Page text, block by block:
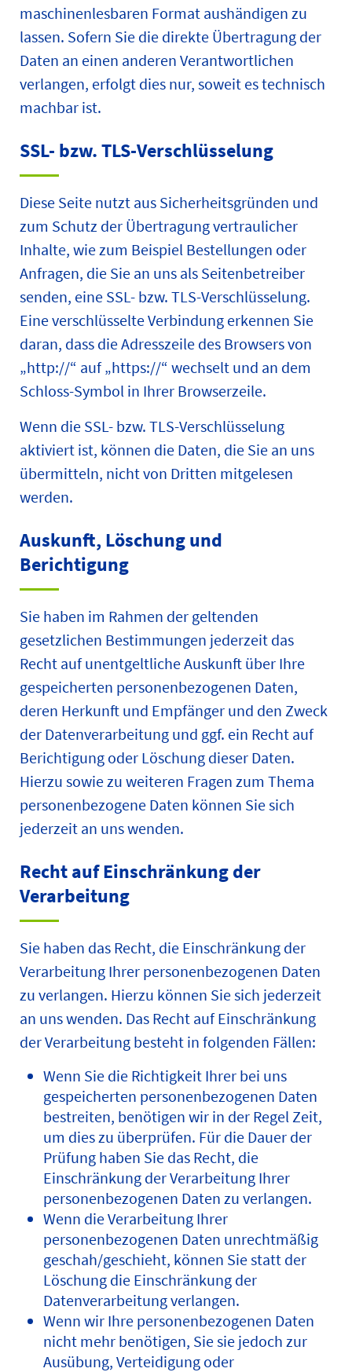
maschinenlesbaren Format aushändigen zu
lassen. Sofern Sie die direkte Übertragung der
Daten an einen anderen Verantwortlichen
verlangen, erfolgt dies nur, soweit es technisch
machbar ist.
SSL- bzw. TLS-Verschlüsselung
Diese Seite nutzt aus Sicherheitsgründen und
zum Schutz der Übertragung vertraulicher
Inhalte, wie zum Beispiel Bestellungen oder
Anfragen, die Sie an uns als Seitenbetreiber
senden, eine SSL- bzw. TLS-Verschlüsselung.
Eine verschlüsselte Verbindung erkennen Sie
daran, dass die Adresszeile des Browsers von
„http://“ auf „https://“ wechselt und an dem
Schloss-Symbol in Ihrer Browserzeile.
Wenn die SSL- bzw. TLS-Verschlüsselung
aktiviert ist, können die Daten, die Sie an uns
übermitteln, nicht von Dritten mitgelesen
werden.
Auskunft, Löschung und
Berichtigung
Sie haben im Rahmen der geltenden
gesetzlichen Bestimmungen jederzeit das
Recht auf unentgeltliche Auskunft über Ihre
gespeicherten personenbezogenen Daten,
deren Herkunft und Empfänger und den Zweck
der Datenverarbeitung und ggf. ein Recht auf
Berichtigung oder Löschung dieser Daten.
Hierzu sowie zu weiteren Fragen zum Thema
personenbezogene Daten können Sie sich
jederzeit an uns wenden.
Recht auf Einschränkung der
Verarbeitung
Sie haben das Recht, die Einschränkung der
Verarbeitung Ihrer personenbezogenen Daten
zu verlangen. Hierzu können Sie sich jederzeit
an uns wenden. Das Recht auf Einschränkung
der Verarbeitung besteht in folgenden Fällen:
Wenn Sie die Richtigkeit Ihrer bei uns
gespeicherten personenbezogenen Daten
bestreiten, benötigen wir in der Regel Zeit,
um dies zu überprüfen. Für die Dauer der
Prüfung haben Sie das Recht, die
Einschränkung der Verarbeitung Ihrer
personenbezogenen Daten zu verlangen.
Wenn die Verarbeitung Ihrer
personenbezogenen Daten unrechtmäßig
geschah/geschieht, können Sie statt der
Löschung die Einschränkung der
Datenverarbeitung verlangen.
Wenn wir Ihre personenbezogenen Daten
nicht mehr benötigen, Sie sie jedoch zur
Ausübung, Verteidigung oder